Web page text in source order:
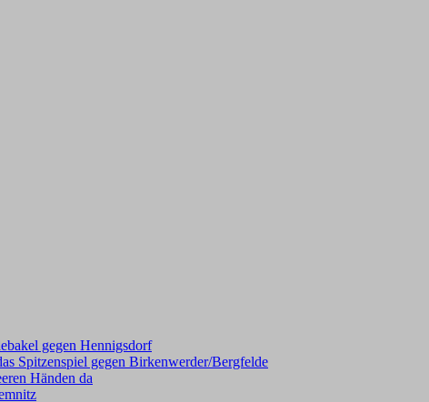
gegen Hennigsdorf
Spitzenspiel gegen Birkenwerder/Bergfelde
Händen da